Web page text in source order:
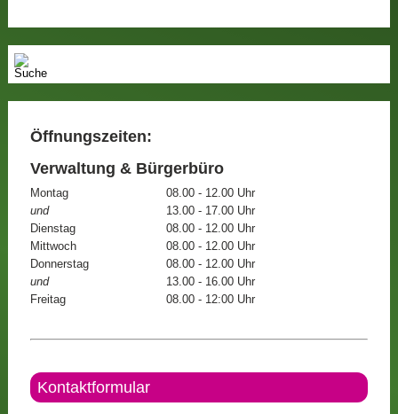
Öffnungszeiten:
Verwaltung & Bürgerbüro
Montag
08.00 - 12.00 Uhr
und
13.00 - 17.00 Uhr
Dienstag
08.00 - 12.00 Uhr
Mittwoch
08.00 - 12.00 Uhr
Donnerstag
08.00 - 12.00 Uhr
und
13.00 - 16.00 Uhr
Freitag
08.00 - 12:00 Uhr
Kontaktformular